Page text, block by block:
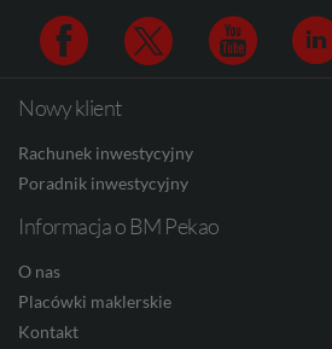
CAD
Facebook
Nowy klient
Rachunek inwestycyjny
Poradnik inwestycyjny
Informacja o BM Pekao
O nas
Placówki maklerskie
Kontakt